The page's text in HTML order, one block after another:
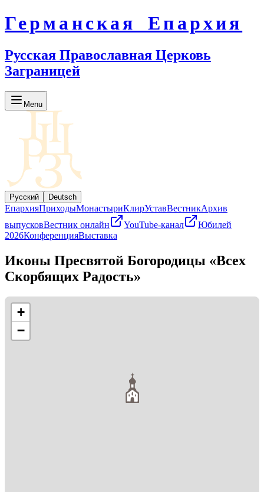
Германская Епархия
Русская Православная Церковь
Заграницей
Menu
Русский Deutsch
ЕпархияПриходыМонастыриКлирУставВестникАрхив
выпусковВестник онлайн YouTube-канал
Юбилей
2026КонференцияВыставка
Иконы Пресвятой Богородицы «Всех
Скорбящих Радость»
+
−